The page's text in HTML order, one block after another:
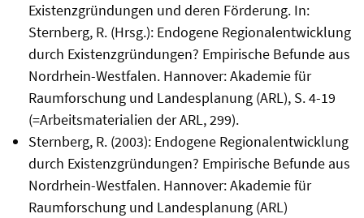
Existenzgründungen und deren Förderung. In:
Sternberg, R. (Hrsg.): Endogene Regionalentwicklung
durch Existenzgründungen? Empirische Befunde aus
Nordrhein-Westfalen. Hannover: Akademie für
Raumforschung und Landesplanung (ARL), S. 4-19
(=Arbeitsmaterialien der ARL, 299).
Sternberg, R. (2003): Endogene Regionalentwicklung
durch Existenzgründungen? Empirische Befunde aus
Nordrhein-Westfalen. Hannover: Akademie für
Raumforschung und Landesplanung (ARL)